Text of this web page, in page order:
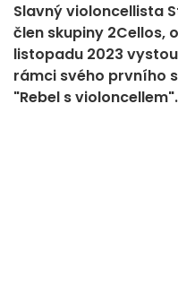
Slavný violoncellista
člen skupiny 2Cellos,
listopadu 2023
rámci svého prvního
"Rebel s violoncellem".